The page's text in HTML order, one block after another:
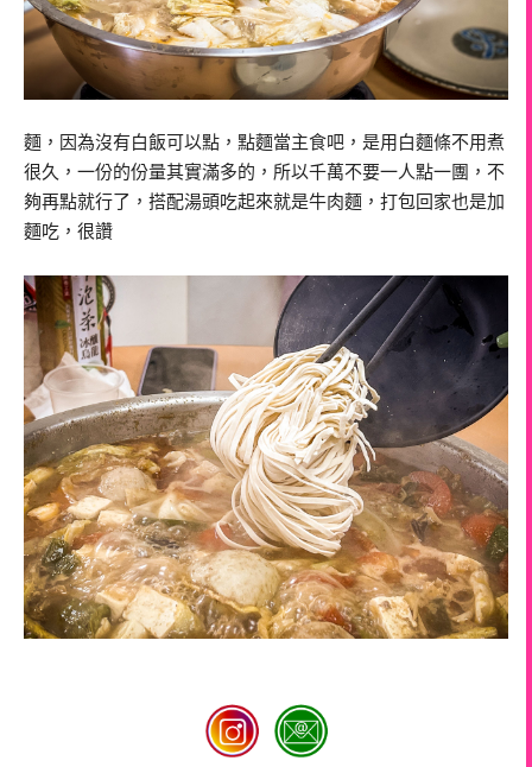
麵，因為沒有白飯可以點，點麵當主食吧，是用白麵條不用煮
很久，一份的份量其實滿多的，所以千萬不要一人點一團，不
夠再點就行了，搭配湯頭吃起來就是牛肉麵，打包回家也是加
麵吃，很讚